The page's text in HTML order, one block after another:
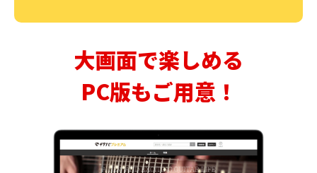
大画面で楽しめる
PC版もご用意！